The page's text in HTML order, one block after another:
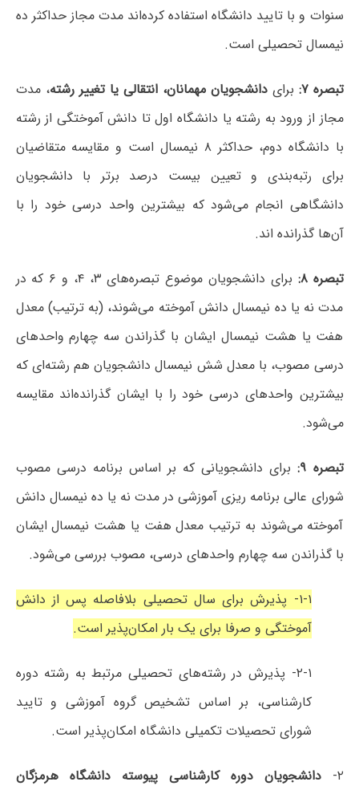
سنوات و با تایید دانشگاه استفاده کرده‌اند مدت مجاز حداکثر ده
نیمسال تحصیلی است.
تبصره ۷: برایدانشجویان مهمانان، انتقالی یا تغییر رشته، مدت
مجاز از ورود به رشته یا دانشگاه اول تا دانش آموختگی از رشته
با دانشگاه دوم، حداکثر ۸ نیمسال است و مقایسه متقاضیان
برای رتبه‌بندی و تعیین بیست درصد برتر با دانشجویان
دانشگاهی انجام می‌شود که بیشترین واحد درسی خود را با
آن‌ها گذرانده اند.
تبصره ۸:
برای دانشجویان موضوع تبصره‌های ۳، ۴، و ۶ که در
مدت نه یا ده نیمسال دانش آموخته می‌شوند، (به ترتیب) معدل
هفت یا هشت نیمسال ایشان با گذراندن سه چهارم واحدهای
درسی مصوب، با معدل شش نیمسال دانشجویان هم رشته‌ای که
بیشترین واحدهای درسی خود را با ایشان گذرانده‌اند مقایسه
می‌شود.
تبصره ۹:
برای دانشجویانی که بر اساس برنامه درسی مصوب
شورای عالی برنامه ریزی آموزشی در مدت نه یا ده نیمسال دانش
آموخته می‌شوند به ترتیب معدل هفت یا هشت نیمسال ایشان
با گذراندن سه چهارم واحدهای درسی، مصوب بررسی می‌شود.
۱-۱- پذیرش برای سال تحصیلی بلافاصله پس از دانش
آموختگی و صرفا برای یک بار امکان‌پذیر است.
۲-۱- پذیرش در رشته‌های تحصیلی مرتبط به رشته دوره
کارشناسی، بر اساس تشخیص گروه آموزشی و تایید
شورای تحصیلات تکمیلی دانشگاه امکان‌پذیر است.
۲-
دانشجویان دوره کارشناسی پیوسته دانشگاه هرمزگان